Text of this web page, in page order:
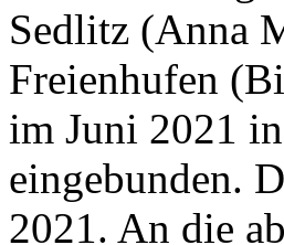
Sedlitz (Anna
Freienhufen
im Juni 2021
eingebunden.
2021. An die